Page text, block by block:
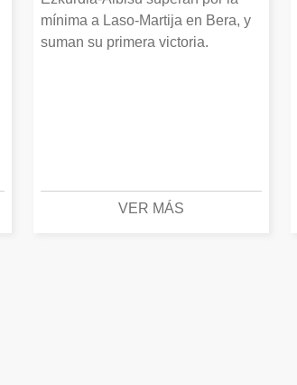
mínima a Laso-Martija en Bera, y
suman su primera victoria.
VER MÁS